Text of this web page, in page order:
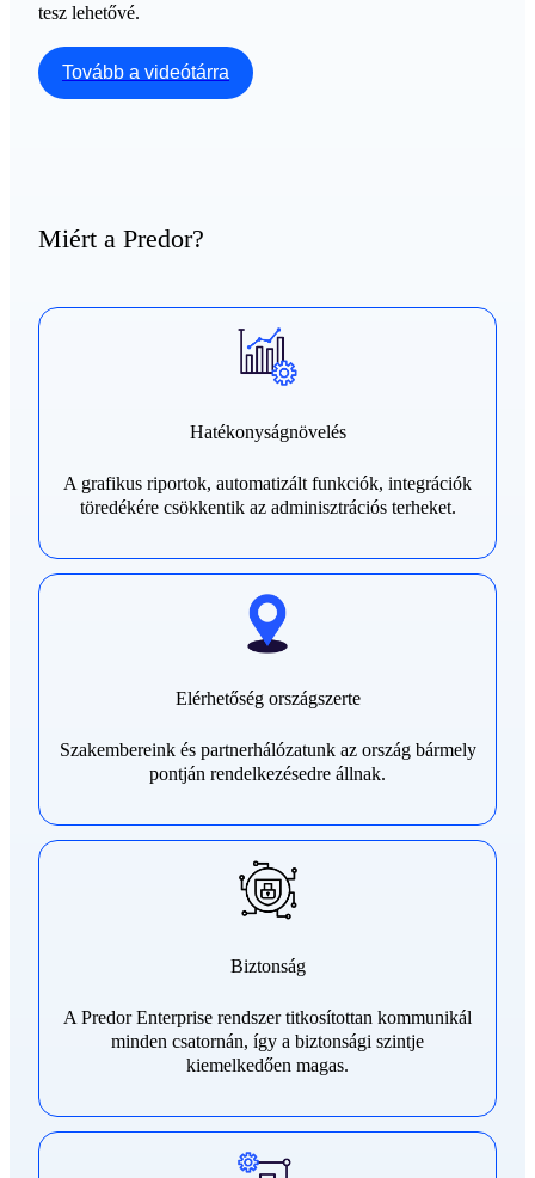
tesz lehetővé.
Tovább a videótárra
Miért a Predor?
Hatékonyságnövelés
A grafikus riportok, automatizált funkciók, integrációk
töredékére csökkentik az adminisztrációs terheket.
Elérhetőség országszerte
Szakembereink és partnerhálózatunk az ország bármely
pontján rendelkezésedre állnak.
Biztonság
A Predor Enterprise rendszer titkosítottan kommunikál
minden csatornán, így a biztonsági szintje
kiemelkedően magas.